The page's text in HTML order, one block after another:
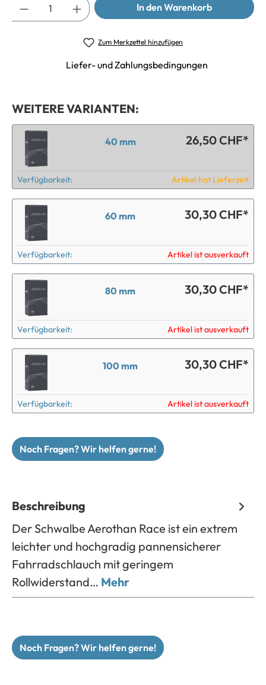
In den Warenkorb
Zum Merkzettel hinzufügen
Liefer- und Zahlungsbedingungen
WEITERE VARIANTEN:
40 mm 26,50 CHF*
Verfügbarkeit: Artikel hat Lieferzeit
60 mm 30,30 CHF*
Verfügbarkeit: Artikel ist ausverkauft
80 mm 30,30 CHF*
Verfügbarkeit: Artikel ist ausverkauft
100 mm 30,30 CHF*
Verfügbarkeit: Artikel ist ausverkauft
Noch Fragen? Wir helfen gerne!
Beschreibung
Der Schwalbe Aerothan Race ist ein extrem
leichter und hochgradig pannensicherer
Fahrradschlauch mit geringem
Rollwiderstand… Mehr
Noch Fragen? Wir helfen gerne!